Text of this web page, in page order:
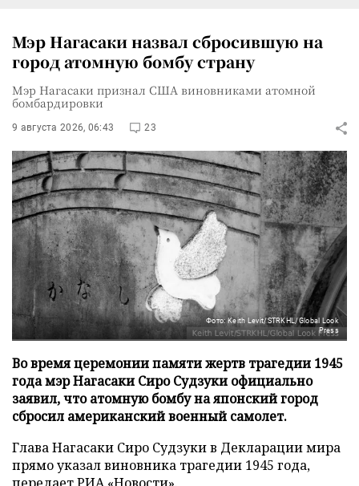
Мэр Нагасаки назвал сбросившую на
город атомную бомбу страну
Мэр Нагасаки признал США виновниками атомной
бомбардировки
9 августа 2026, 06:43 23
Фото: Keith Levit/STRKHL/Global Look
Press
Во время церемонии памяти жертв трагедии 1945
года мэр Нагасаки Сиро Судзуки официально
заявил, что атомную бомбу на японский город
сбросил американский военный самолет.
Глава Нагасаки Сиро Судзуки в Декларации мира
прямо указал виновника трагедии 1945 года,